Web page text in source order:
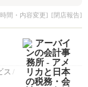
間・内容変更] [閉店報告]
ス /